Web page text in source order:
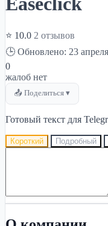
⭐ 10.0 2 отзывов
🕒 Обновлено: 23
0
жалоб нет
📤 Поделиться ▾
Готовый текст для
Короткий Подробный